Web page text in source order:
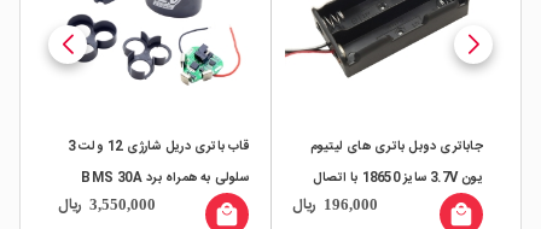
جاباتری دوبل باتری های لیتیوم
یون 3.7V سایز 18650 با اتصال
سری
196,000 ریال local_mall
قاب باتری دریل شارژی 12 ولت 3
سلولی به همراه برد BMS 30A
مدل B-Type
3,550,000 ریال local_mall